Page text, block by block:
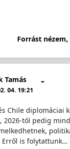
Forrást
Tamás
04. 19:21
Chile diplomáciai
2026-tól pedig
is folytattunk…